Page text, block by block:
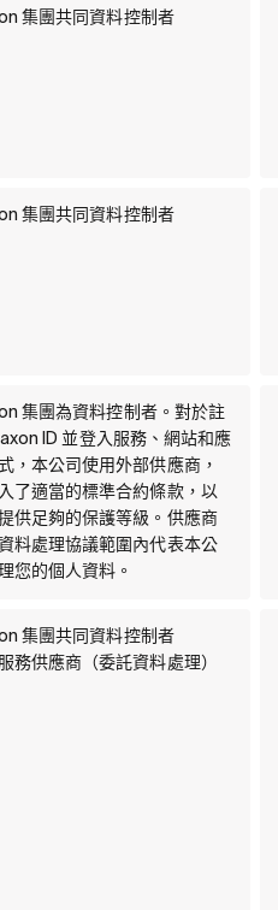
集團共同資料控制者
集團共同資料控制者
集團為資料控制者。對於註
ID 並登入服務、網站和應
，本公司使用外部供應商，
了適當的標準合約條款，以
供足夠的保護等級。供應商
料處理協議範圍內代表本公
您的個人資料。
集團共同資料控制者
務供應商（委託資料處理）